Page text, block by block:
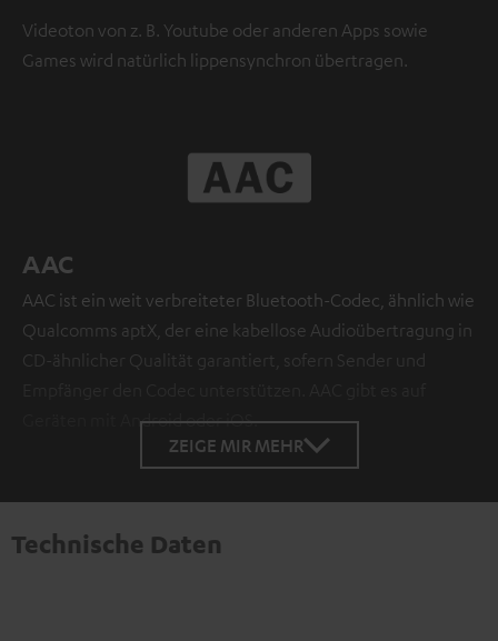
Videoton von z. B. Youtube oder anderen Apps sowie
Games wird natürlich lippensynchron übertragen.
AAC
AAC ist ein weit verbreiteter Bluetooth-Codec, ähnlich wie
Qualcomms aptX, der eine kabellose Audioübertragung in
CD-ähnlicher Qualität garantiert, sofern Sender und
Geräten mit Android oder iOS.
ZEIGE MIR MEHR
Technische Daten